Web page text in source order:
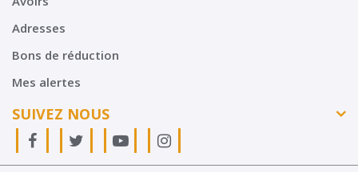
Adresses
Bons de réduction
Mes alertes
SUIVEZ NOUS